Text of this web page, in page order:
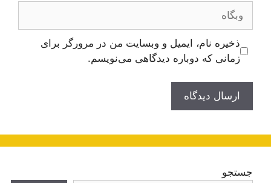
وبگاه
ذخیره نام، ایمیل و وبسایت من در مرورگر برای
زمانی که دوباره دیدگاهی می‌نویسم.
جستجو